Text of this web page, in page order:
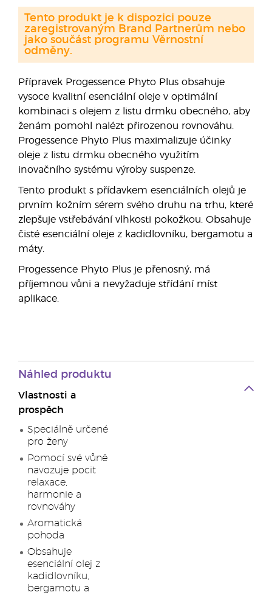
Přípravek Progessence Phyto Plus obsahuje
vysoce kvalitní esenciální oleje v optimální
kombinaci s olejem z listu drmku obecného, aby
ženám pomohl nalézt přirozenou rovnováhu.
Progessence Phyto Plus maximalizuje účinky
oleje z listu drmku obecného využitím
inovačního systému výroby suspenze.
Tento produkt s přídavkem esenciálních olejů je
prvním kožním sérem svého druhu na trhu, které
zlepšuje vstřebávání vlhkosti pokožkou. Obsahuje
čisté esenciální oleje z kadidlovníku, bergamotu a
máty.
Progessence Phyto Plus je přenosný, má
příjemnou vůni a nevyžaduje střídání míst
aplikace.
Tento produkt je k dispozici pouze
zaregistrovaným Brand Partnerům nebo
jako součást programu Věrnostní
odměny.
Náhled produktu
Vlastnosti a
prospěch
Speciálně určené
pro ženy
Pomocí své vůně
navozuje pocit
relaxace,
harmonie a
rovnováhy
Aromatická
pohoda
Obsahuje
esenciální olej z
kadidlovníku,
bergamotu a